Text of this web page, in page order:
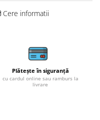
Cere informatii
Plătește în siguranță
cu cardul online sau ramburs la
livrare